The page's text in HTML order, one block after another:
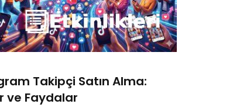
Takipçi Satın Alma:
ve Faydalar